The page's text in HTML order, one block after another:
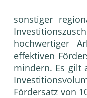
sonstiger
hochwertiger
effektiven
mindern. Es gilt
Fördersatz von